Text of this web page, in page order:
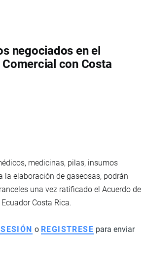
negociados en el
con Costa
medicinas, pilas, insumos
la elaboración de gaseosas, podrán
una vez ratificado el Acuerdo de
Costa Rica.
o REGISTRESE para enviar